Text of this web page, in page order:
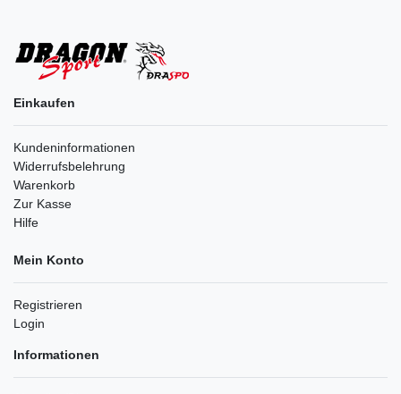
Einkaufen
Kundeninformationen
Widerrufsbelehrung
Warenkorb
Zur Kasse
Hilfe
Mein Konto
Registrieren
Login
Informationen